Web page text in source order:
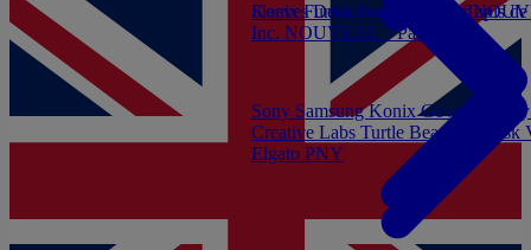
KonixFunkoBanpresto Stor
Inc. NOUVEAU - Panini
SleevesDeckboxes BindersTapis
Sony SamsungKonixGovee
Creative Labs Turtle Beach Sandisk
Elgato PNY